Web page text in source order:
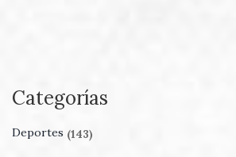
Categorías
Deportes (143)